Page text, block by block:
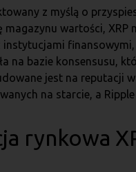
z myślą o
magazynu wartości,
instytucjami
na bazie
jest na
na starcie, a
rynkowa